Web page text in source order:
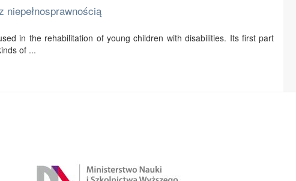
niepełnosprawnością
in the rehabilitation of young children with disabilities. Its first part
of ...